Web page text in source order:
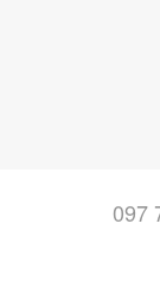
097